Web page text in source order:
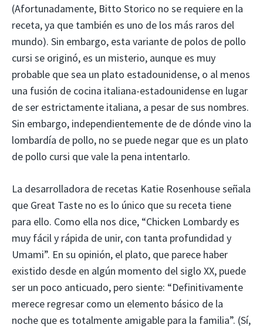
(Afortunadamente, Bitto Storico no se requiere en la
receta, ya que también es uno de los más raros del
mundo). Sin embargo, esta variante de polos de pollo
cursi se originó, es un misterio, aunque es muy
probable que sea un plato estadounidense, o al menos
una fusión de cocina italiana-estadounidense en lugar
de ser estrictamente italiana, a pesar de sus nombres.
Sin embargo, independientemente de de dónde vino la
lombardía de pollo, no se puede negar que es un plato
de pollo cursi que vale la pena intentarlo.
La desarrolladora de recetas Katie Rosenhouse señala
que Great Taste no es lo único que su receta tiene
para ello. Como ella nos dice, “Chicken Lombardy es
muy fácil y rápida de unir, con tanta profundidad y
Umami”. En su opinión, el plato, que parece haber
existido desde en algún momento del siglo XX, puede
ser un poco anticuado, pero siente: “Definitivamente
merece regresar como un elemento básico de la
noche que es totalmente amigable para la familia”. (Sí,